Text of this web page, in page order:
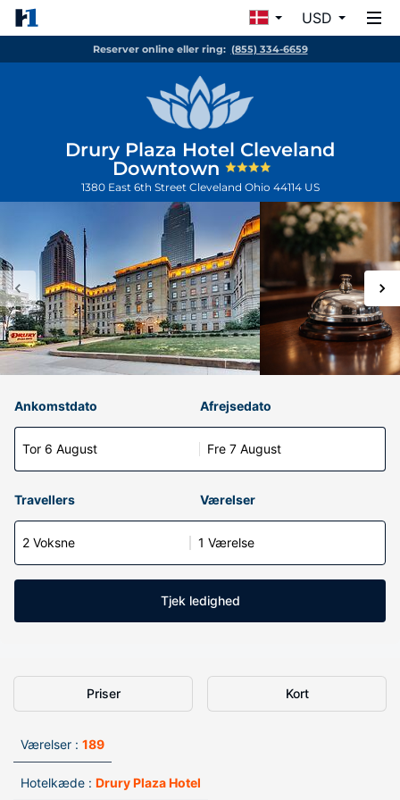
USD
Reserver online eller ring: (855) 334-6659
Drury Plaza Hotel Cleveland
Downtown
1380 East 6th Street Cleveland Ohio 44114 US
Ankomstdato
Tor 6 August
Afrejsedato
Fre 7 August
Travellers Værelser
2 Voksne 1 Værelse
Tjek ledighed
Priser Kort
Værelser : 189
Hotelkæde : Drury Plaza Hotel